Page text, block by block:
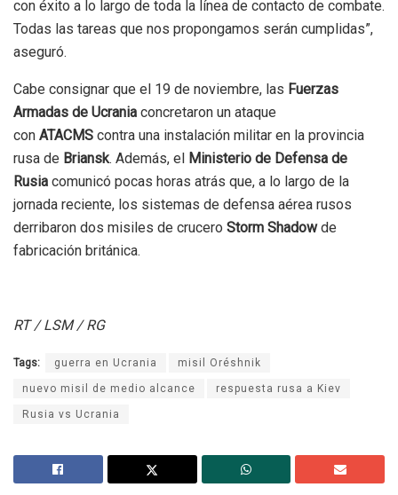
con éxito a lo largo de toda la línea de contacto de combate.
Todas las tareas que nos propongamos serán cumplidas”,
aseguró.
Cabe consignar que el 19 de noviembre, las Fuerzas
Armadas de Ucrania concretaron un ataque
con ATACMS contra una instalación militar en la provincia
rusa de Briansk. Además, el
Ministerio de Defensa de
Rusia comunicó pocas horas atrás que, a lo largo de la
jornada reciente, los sistemas de defensa aérea rusos
derribaron dos misiles de crucero Storm Shadowde
fabricación británica.
RT / LSM / RG
Tags: guerra en Ucrania misil Oréshnik
nuevo misil de medio alcance respuesta rusa a Kiev
Rusia vs Ucrania